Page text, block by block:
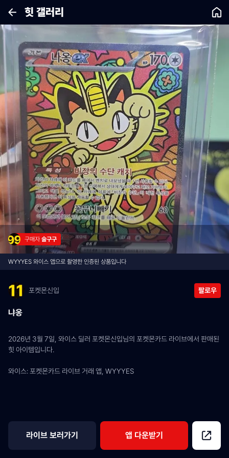
힛 갤러리
구매자 술구구
WYYYES 와이스 앱으로 촬영한 인증된 상품입니다
포켓몬신입 팔로우
냐옹
2026년 3월 7일, 와이스 딜러 포켓몬신입님의 포켓몬카드 라이브에서 판매된
힛 아이템입니다.
와이스: 포켓몬카드 라이브 거래 앱, WYYYES
라이브 보러가기 앱 다운받기